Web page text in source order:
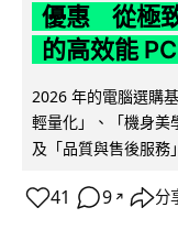
優惠 從極
的高效能 PC
2026 年的電腦選購
輕量化」、「機身美
及「品質與售後服務
41 9 ↗ 分